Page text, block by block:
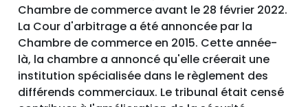
Chambre de commerce avant le 28 février 2022.
La Cour d'arbitrage a été annoncée par la
Chambre de commerce en 2015. Cette année-
là, la chambre a annoncé qu'elle créerait une
institution spécialisée dans le règlement des
différends commerciaux. Le tribunal était censé